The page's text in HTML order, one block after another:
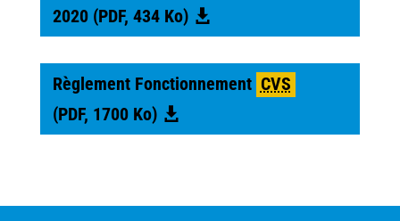
2020 (PDF, 434 Ko)
Règlement Fonctionnement CVS
(PDF, 1700 Ko)